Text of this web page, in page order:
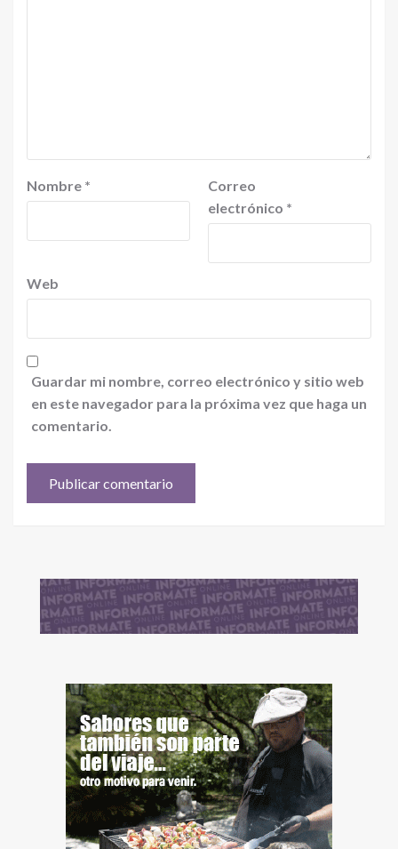
Nombre *
Correo
electrónico *
Web
Guardar mi nombre, correo electrónico y sitio web
en este navegador para la próxima vez que haga un
comentario.